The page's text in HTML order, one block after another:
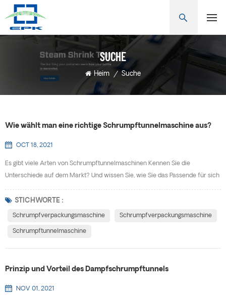
SUCHE
Heim / Suche
Wie wählt man eine richtige Schrumpftunnelmaschine aus?
OCT 18, 2021
Es gibt viele Arten von Schrumpftunnelmaschinen Kennen Sie die
Unterschiede auf dem Markt? Und wissen Sie, wie Sie das Passende für sich
Schrumpfmaschine, Schrumpfmaschine, Schrumpfverpackungsmaschine,
Schrumpffolienverpackungsmaschine, Manschettenschrumpfmaschine,
Schrumpfverpa...
STICHWORTE :
Schrumpfverpackungsmaschine Schrumpfverpackungsmaschine
Schrumpftunnelmaschine
Prinzip und Vorteil des Dampfschrumpftunnels
NOV 01, 2021